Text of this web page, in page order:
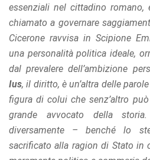
essenziali nel cittadino
chiamato a governare
Cicerone ravvisa in Scipione
una personalità politica ideale,
dal prevalere dell’ambizione
Ius, il diritto, è un’altra delle
figura di colui che senz’altro
grande avvocato della
diversamente – benché lo
sacrificato alla ragion di Stato in